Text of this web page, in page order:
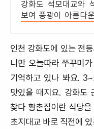
강화도 석모대교와
보여 풍광이 아름다
인천 강화도에 있는 전
니만 오늘따라 쭈꾸미
기억하고 있나 봐요.
맛있을 때지요. 강화도
찾다 황촌집이란 식당
초지대교 바로 직전에